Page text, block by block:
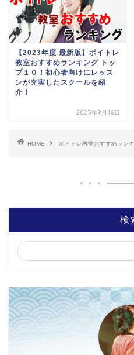
【2023年度 最新版】ボイトレ
教室おすすめランキング トッ
プ１０！初心者向けにレッス
ンが充実したスクールを紹
介！
2023年9月16日
HOME ボイトレ教室おすすめラン
検